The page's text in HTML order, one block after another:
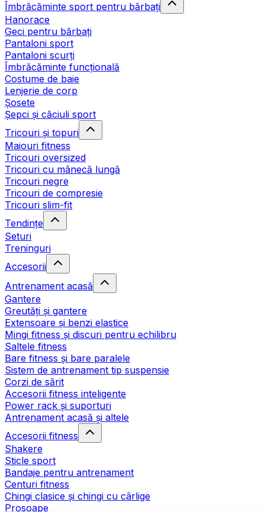
Îmbrăcăminte sport pentru bărbați
Hanorace
Geci pentru bărbați
Pantaloni sport
Pantaloni scurți
Îmbrăcăminte funcțională
Costume de baie
Lenjerie de corp
Șosete
Șepci și căciuli sport
Tricouri și topuri
Maiouri fitness
Tricouri oversized
Tricouri cu mânecă lungă
Tricouri negre
Tricouri de compresie
Tricouri slim-fit
Tendințe
Seturi
Treninguri
Accesorii
Antrenament acasă
Gantere
Greutăți și gantere
Extensoare și benzi elastice
Mingi fitness și discuri pentru echilibru
Saltele fitness
Bare fitness și bare paralele
Sistem de antrenament tip suspensie
Corzi de sărit
Accesorii fitness inteligente
Power rack și suporturi
Antrenament acasă și altele
Accesorii fitness
Shakere
Sticle sport
Bandaje pentru antrenament
Centuri fitness
Chingi clasice și chingi cu cârlige
Prosoape